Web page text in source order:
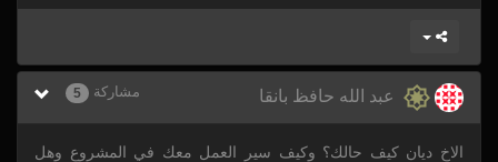
عبد الله حافظ بانقا مشاركة 5
الاخ ديان كيف حالك؟ وكيف سير العمل معك في المشروع وهل